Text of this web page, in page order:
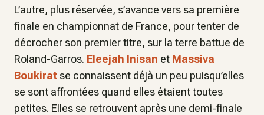
L’autre, plus réservée, s’avance vers sa première
finale en championnat de France, pour tenter de
décrocher son premier titre, sur la terre battue de
Roland-Garros. Eleejah Inisan et Massiva
Boukirat se connaissent déjà un peu puisqu’elles
se sont affrontées quand elles étaient toutes
petites. Elles se retrouvent après une demi-finale